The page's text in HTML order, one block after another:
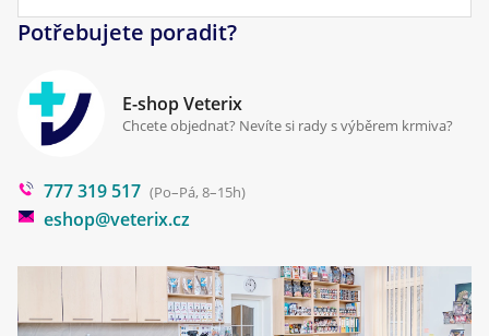
Pamlsky pro psy
Reklamace a vrácení
Cookies a podmínky používání
Klinika Prostějov
Poradna
Blog
Potřebujete poradit?
E-shop Veterix
Chcete objednat? Nevíte si rady s výběrem krmiva?
777 319 517 (Po–Pá, 8–15h)
eshop@veterix.cz